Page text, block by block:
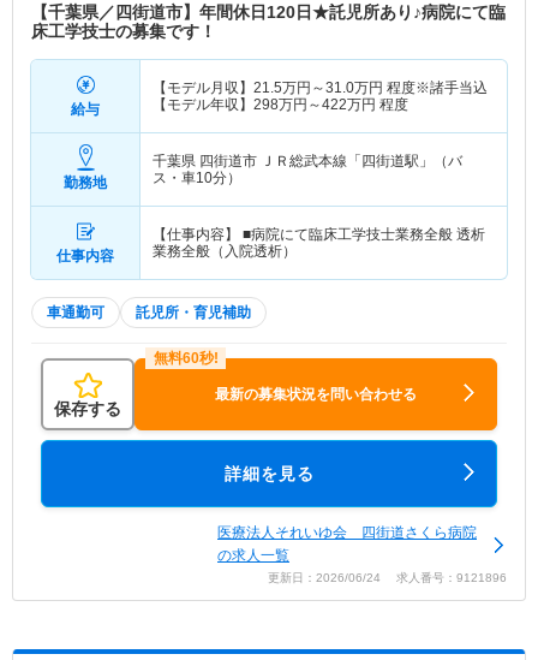
【千葉県／四街道市】年間休日120日★託児所あり♪病院にて臨
床工学技士の募集です！
給与
【モデル月収】 21.5万円～31.0万円 程度※諸手当込
【モデル年収】 298万円～422万円 程度
勤務地
千葉県 四街道市 ＪＲ総武本線「四街道駅」（バ
ス・車10分）
仕事内容
【仕事内容】 ■病院にて臨床工学技士業務全般 透析
業務全般（入院透析）
車通勤可 託児所・育児補助
保存する
最新の募集状況を問い合わせる
詳細を見る
医療法人それいゆ会 四街道さくら病院
の求人一覧
更新日：2026/06/24 求人番号：9121896